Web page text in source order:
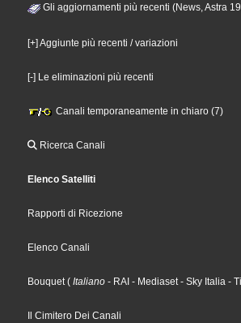
Gli aggiornamenti più recenti (News, Astra
[+] Aggiunte più recenti / variazioni
[-] Le eliminazioni più recenti
Canali temporaneamente in chiaro (7)
Ricerca Canali
Elenco Satelliti
Rapporti di Ricezione
Elenco Canali
Bouquet( Italiano - RAI - Mediaset- Sky Italia -
Il Cimitero Dei Canali